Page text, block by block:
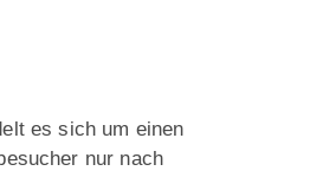
es sich um einen
nur nach